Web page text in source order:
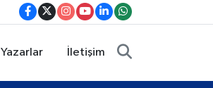
Yazarlar İletişim